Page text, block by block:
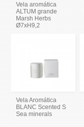
Vela aromática
ALTUM grande
Marsh Herbs
Ø7xH9,2
Vela Aromática
BLANC Scented S
Sea minerals